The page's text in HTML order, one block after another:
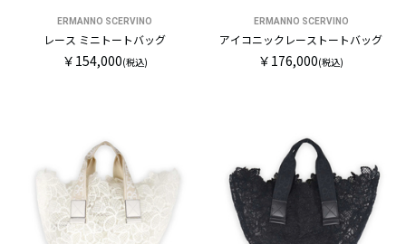
ERMANNO SCERVINO
レース ミニトートバッグ
￥154,000(税込)
ERMANNO SCERVINO
アイコニックレーストートバッグ
￥176,000(税込)